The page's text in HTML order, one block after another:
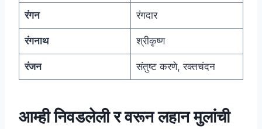
रंगन रंगदार
रंगनाथ श्रीकृष्ण
रंजन संतुष्ट करणे, रक्तचंदन
आम्ही निवडलेली र वरून लहान मुलांची